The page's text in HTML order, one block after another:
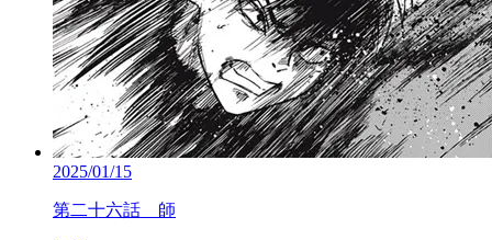
2025/01/15
第二十六話 師